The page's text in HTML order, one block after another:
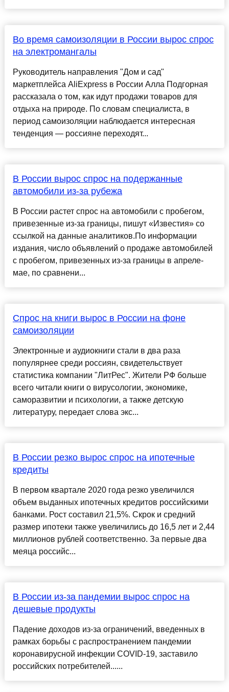
Во время самоизоляции в России вырос спрос
на электромангалы
Руководитель направления "Дом и сад"
маркетплейса AliExpress в России Алла Подгорная
рассказала о том, как идут продажи товаров для
отдыха на природе. По словам специалиста, в
период самоизоляции наблюдается интересная
тенденция — россияне переходят...
В России вырос спрос на подержанные
автомобили из-за рубежа
В России растет спрос на автомобили с пробегом,
привезенные из-за границы, пишут «Известия» со
ссылкой на данные аналитиков.По информации
издания, число объявлений о продаже автомобилей
с пробегом, привезенных из-за границы в апреле-
мае, по сравнени...
Спрос на книги вырос в России на фоне
самоизоляции
Электронные и аудиокниги стали в два раза
популярнее среди россиян, свидетельствует
статистика компании "ЛитРес". Жители РФ больше
всего читали книги о вирусологии, экономике,
саморазвитии и психологии, а также детскую
литературу, передает слова экс...
В России резко вырос спрос на ипотечные
кредиты
В первом квартале 2020 года резко увеличился
объем выданных ипотечных кредитов российскими
банками. Рост составил 21,5%. Скрок и средний
размер ипотеки также увеличились до 16,5 лет и 2,44
миллионов рублей соответственно. За первые два
меяца российс...
В России из-за пандемии вырос спрос на
дешевые продукты
Падение доходов из-за ограничений, введенных в
рамках борьбы с распространением пандемии
коронавирусной инфекции COVID-19, заставило
российских потребителей......